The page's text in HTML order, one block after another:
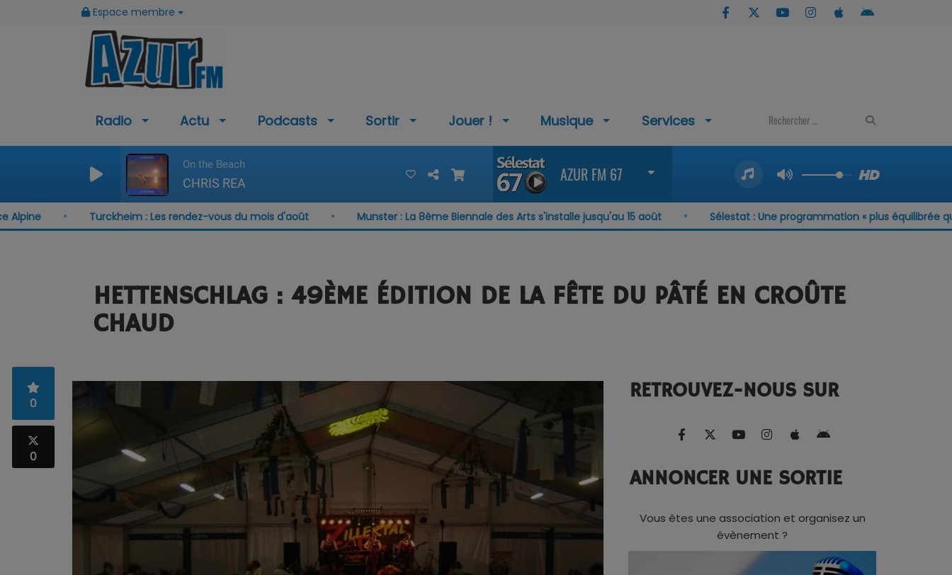
Espace membre
Radio Actu Podcasts Sortir Jouer ! Musique Services
On the Beach
CHRIS REA AZUR FM 67
Turckheim : Les rendez-vous du mois d'août Munster : La 8ème Biennale des Arts s'installe jusqu'au 15 août Sélestat : Une programmation « plus équilibrée que
HETTENSCHLAG : 49ÈME ÉDITION DE LA FÊTE DU PÂTÉ EN CROÛTE
CHAUD
0
0
RETROUVEZ-NOUS SUR
ANNONCER UNE SORTIE
Vous êtes une association et organisez un
évènement ?